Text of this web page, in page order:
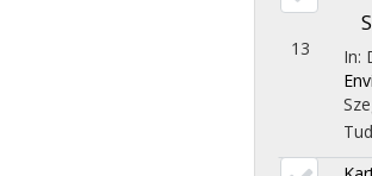
13 In: